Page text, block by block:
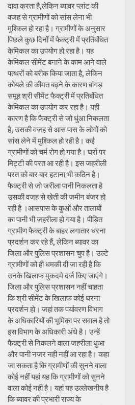
दावा करता है,लेकिन ब्यावर प्लांट की
वजह से ग्रामीणों को सांस लेना भी
मुश्किल हो रहा है। ग्रामीणों के अनुसार
पिछले कुछ दिनों में फैक्ट्री में प्रतिबंधित
केमिकल का उपयोग हो रहा है। यह
केमिकल सीमेंट बनाने के काम आने वाले
पत्थरों को बरीक किया जाता है, लेकिन
कोयले की कीमत बढ़ने के कारण बांगड़
समूह श्री सीमेंट फैक्ट्री में प्रतिबंधित
केमिकल का उपयोग कर रहा है। यही
कारण है कि फैक्ट्री से जो धुंआ निकलता
है, उसकी वजह से आस पास के लोगों को
सांस लेने में मुश्किल हो रही है। कई
ग्रामीणों को चर्म रोग हो गया है। घरों पर
मिट्टी की परत आ रही है। इस जहरीली
परत को बार बार हटाना भी कठिन है।
फैक्ट्री से जो जरीला पानी निकलता है
उसकी वजह से खेती की जमीन बंजर हो
रही है ।आसपास के कुओं और तालाबों
का पानी भी जहरीला हो गया है। पीड़ित
ग्रामीण फैक्ट्री के बाहर लगातार धरना
प्रदर्शन कर रहे हैं, लेकिन ब्यावर का
जिला और पुलिस प्रशासन चुप है। उल्टे
ग्रामीणों को ही धमकी दी जा रही है कि
उनके खिलाफ मुकदमे दर्ज किए जाएंगे।
जिला और पुलिस प्रशासन नहीं चाहता
कि श्री सीमेंट के खिलाफ कोई धरना
प्रदर्शन हो। जहां तक पर्यावरण विभाग
के अधिकारियों की भूमिका पर सवाल है तो
इस विभाग के अधिकारी अंधे है। उन्हें
फैक्ट्री से निकलने वाला जहरीला धुआ
और पानी नजर नही नहीं आ रहा है। कहा
जा सकता है कि ग्रामीणों की सुनने वाला
कोई नहीं यहां यह कि ग्रामीणों को सुनने
वाला कोई नहीं है। यहां यह उल्लेखनीय है
कि ब्यावर की प्रभारी राज्य के